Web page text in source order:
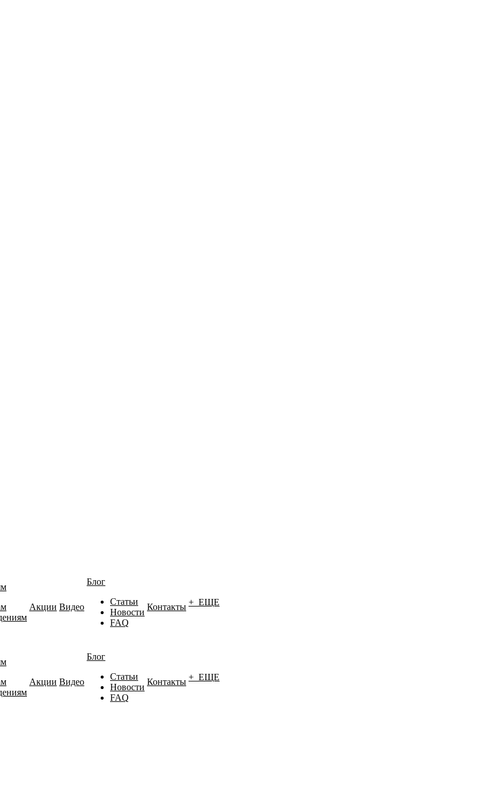
Акции Видео
Блог
Статьи
Новости
FAQ
Контакты + ЕЩЕ
Акции Видео
Блог
Статьи
Новости
FAQ
Контакты + ЕЩЕ